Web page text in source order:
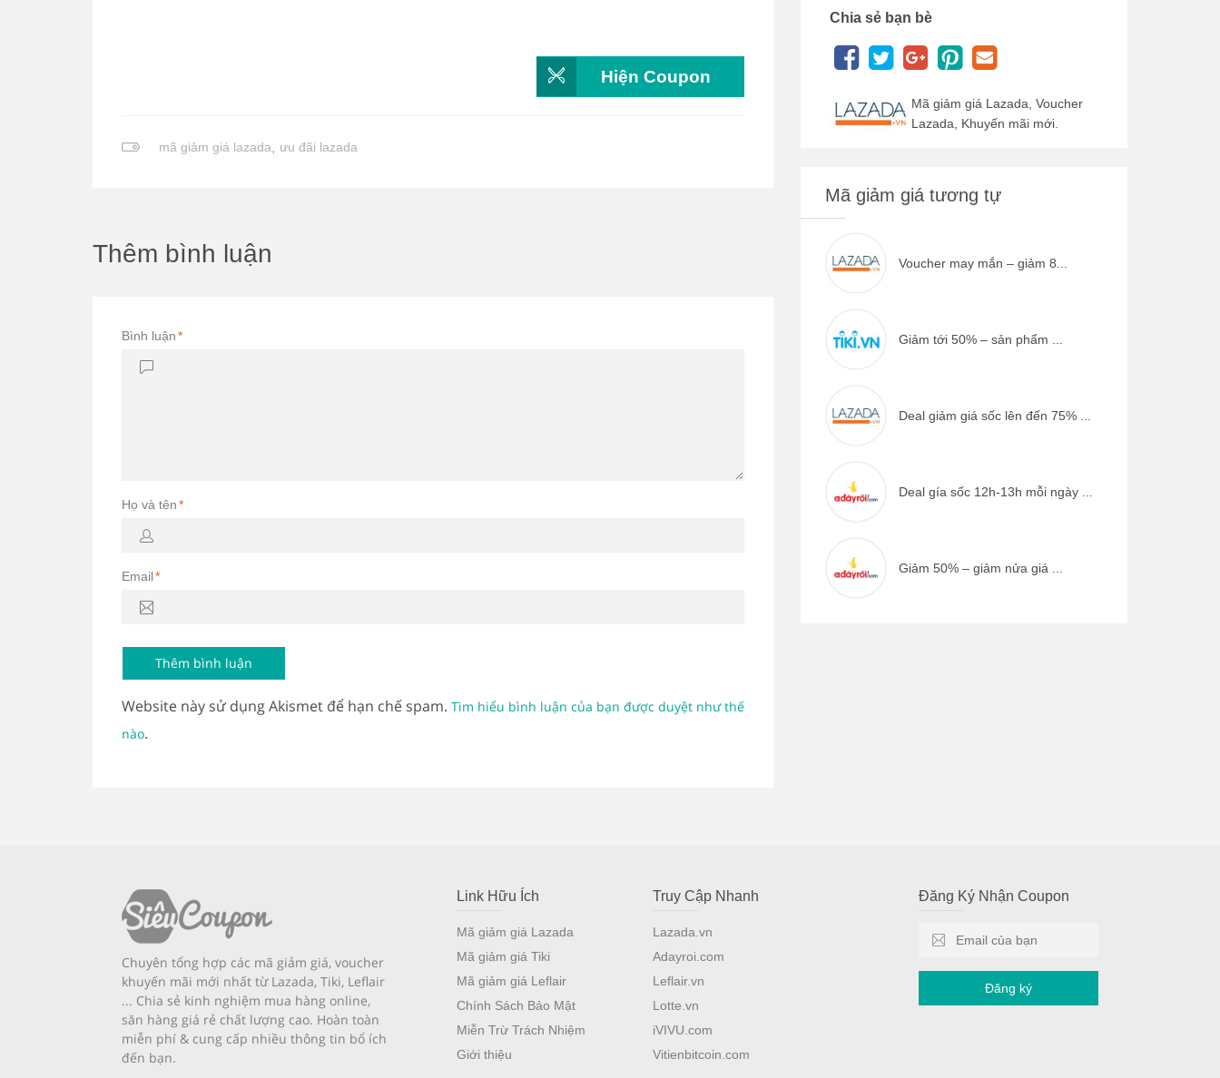
Hiện Coupon
mã giảm giá lazada, ưu đãi lazada
Thêm bình luận
Bình luận*
Họ và tên*
Email*
Website này sử dụng Akismet để hạn chế spam. Tìm hiểu bình luận của bạn được duyệt như thế
nào.
Chia sẻ bạn bè
Mã giảm giá Lazada, Voucher
Lazada, Khuyến mãi mới.
Mã giảm giá tương tự
Voucher may mắn – giảm 8...
Giảm tới 50% – sản phẩm ...
Deal giảm giá sốc lên đến 75% ...
Deal gía sốc 12h-13h mỗi ngày ...
Giảm 50% – giảm nửa giá ...
Chuyên tổng hợp các mã giảm giá, voucher
khuyến mãi mới nhất từ Lazada, Tiki, Leflair
... Chia sẻ kinh nghiệm mua hàng online,
săn hàng giá rẻ chất lượng cao. Hoàn toàn
miễn phí & cung cấp nhiều thông tin bổ ích
đến bạn.
Link Hữu Ích
Mã giảm giá Lazada
Mã giảm giá Tiki
Mã giảm giá Leflair
Chính Sách Bảo Mật
Miễn Trừ Trách Nhiệm
Giới thiệu
Truy Cập Nhanh
Lazada.vn
Adayroi.com
Leflair.vn
Lotte.vn
iVIVU.com
Vitienbitcoin.com
Đăng Ký Nhận Coupon
Đăng ký